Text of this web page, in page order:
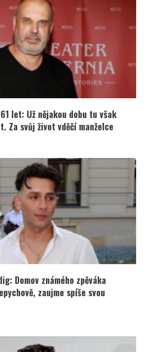
let: Už nějakou dobu tu však
Za svůj život vděčí manželce
Domov známého zpěváka
zaujme spíše svou